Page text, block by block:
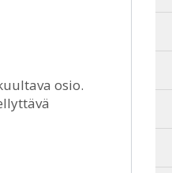
osio.